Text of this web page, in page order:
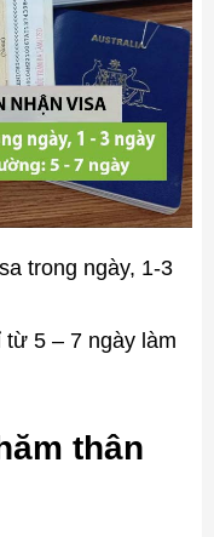
trong ngày, 1-3
5 – 7 ngày làm
thân